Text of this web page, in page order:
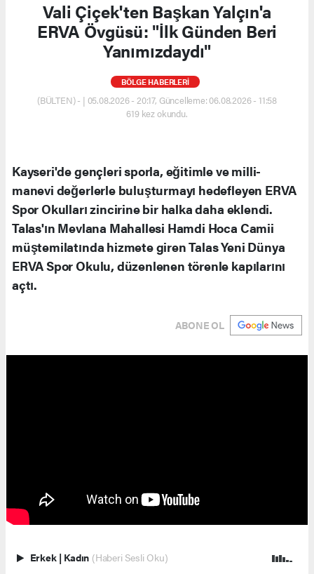
Vali Çiçek'ten Başkan Yalçın'a
ERVA Övgüsü: "İlk Günden Beri
Yanımızdaydı"
BÖLGE HABERLERİ
(BÜLTEN) - | 05.08.2026 - 20:17, Güncelleme: 06.08.2026 - 11:58
619 kez okundu.
Kayseri'de gençleri sporla, eğitimle ve milli-
manevi değerlerle buluşturmayı hedefleyen ERVA
Spor Okulları zincirine bir halka daha eklendi.
Talas'ın Mevlana Mahallesi Hamdi Hoca Camii
müştemilatında hizmete giren Talas Yeni Dünya
ERVA Spor Okulu, düzenlenen törenle kapılarını
açtı.
ABONE OL
Erkek | Kadın (Haberi Sesli Oku)